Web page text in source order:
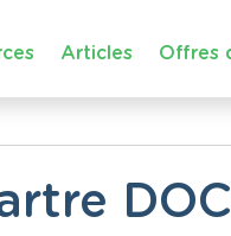
Articles Offres